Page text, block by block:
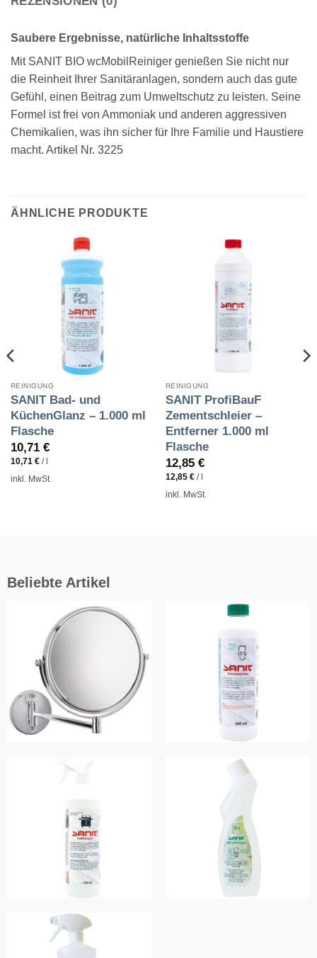
Saubere Ergebnisse, natürliche Inhaltsstoffe
Mit SANIT BIO wcMobilReiniger genießen Sie nicht nur
die Reinheit Ihrer Sanitäranlagen, sondern auch das gute
Gefühl, einen Beitrag zum Umweltschutz zu leisten. Seine
Formel ist frei von Ammoniak und anderen aggressiven
Chemikalien, was ihn sicher für Ihre Familie und Haustiere
macht. Artikel Nr. 3225
ÄHNLICHE PRODUKTE
REINIGUNG
SANIT Bad- und
KüchenGlanz – 1.000 ml
Flasche
10,71 €
10,71 €/
inkl. MwSt.
REINIGUNG
SANIT ProfiBauF
Zementschleier –
Entferner 1.000 ml
Flasche
12,85 €
12,85 €/
inkl. MwSt.
Beliebte Artikel